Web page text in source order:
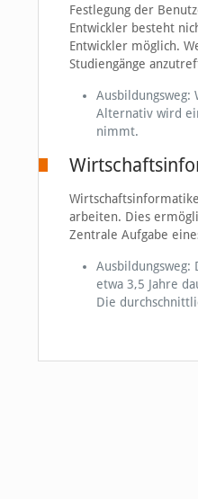
Festlegung der
Entwickler besteht
Entwickler möglich.
Studiengänge
Alternativ wird
nimmt.
arbeiten. Dies
Zentrale Aufgabe
etwa 3,5 Jahre
Die